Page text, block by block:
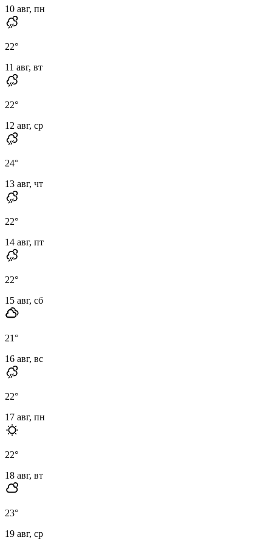
10 авг, пн
22°
11 авг, вт
22°
12 авг, ср
24°
13 авг, чт
22°
14 авг, пт
22°
15 авг, сб
21°
16 авг, вс
22°
17 авг, пн
22°
18 авг, вт
23°
19 авг, ср